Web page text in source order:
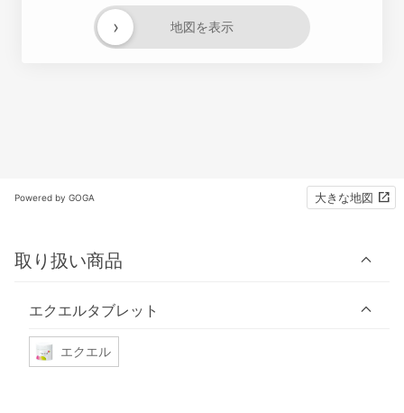
地図を表示
›
Powered by GOGA 大きな地図
取り扱い商品
エクエルタブレット
エクエル